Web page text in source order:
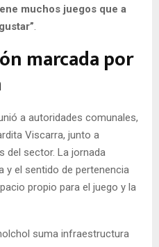
muchos juegos que a
.
marcada por
a autoridades comunales,
Viscarra, junto a
del sector. La jornada
y el sentido de pertenencia
propio para el juego y la
suma infraestructura